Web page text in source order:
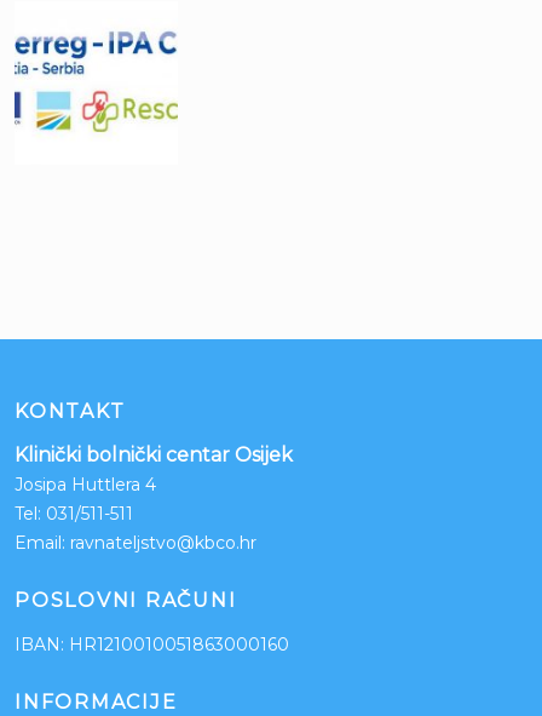
KONTAKT
Klinički bolnički centar Osijek
Josipa Huttlera 4
Tel: 031/511-511
Email: ravnateljstvo@kbco.hr
POSLOVNI RAČUNI
IBAN: HR1210010051863000160
INFORMACIJE